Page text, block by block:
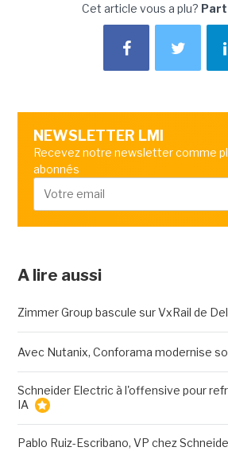
Cet article vous a plu?
NEWSLETTER LMI
Recevez notre newsletter comme
abonnés
A lire aussi
Zimmer Group bascule sur VxRail de
Avec Nutanix, Conforama modernise
Schneider Electric à l'offensive pour
IA
Pablo Ruiz-Escribano, VP chez